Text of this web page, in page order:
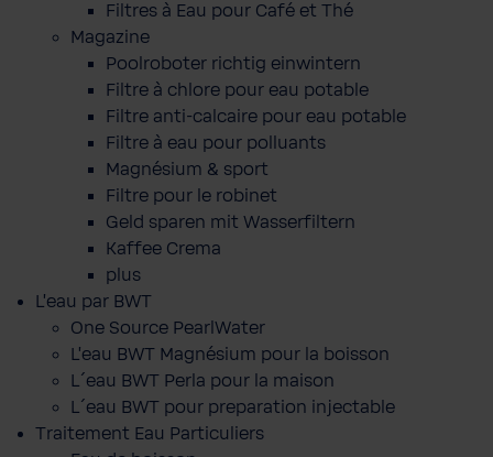
Filtres à Eau pour Café et Thé
Magazine
Poolroboter richtig einwintern
Filtre à chlore pour eau potable
Filtre anti-calcaire pour eau potable
Filtre à eau pour polluants
Magnésium & sport
Filtre pour le robinet
Geld sparen mit Wasserfiltern
Kaffee Crema
plus
L'eau par BWT
One Source PearlWater
L’eau BWT Magnésium pour la boisson
L´eau BWT Perla pour la maison
L´eau BWT pour preparation injectable
Traitement Eau Particuliers